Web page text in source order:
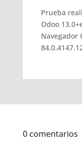
Prueba
Odoo
Navegador
0 comentarios